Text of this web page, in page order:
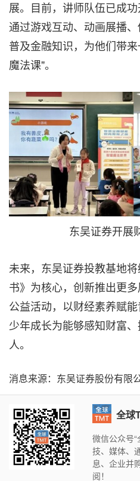
展。目前，讲师队伍已成功
通过游戏互动、动画展播
普及金融知识，为他们带
魔法课"。
东吴证券开展
未来，东吴证券投教基地
书》为核心，创新推出更
公益活动，以财经素养赋
少年成长为能够感知财富
人。
消息来源：东吴证券股份有限
全球
微信公众号
技、媒体、
息、企业并
阅！